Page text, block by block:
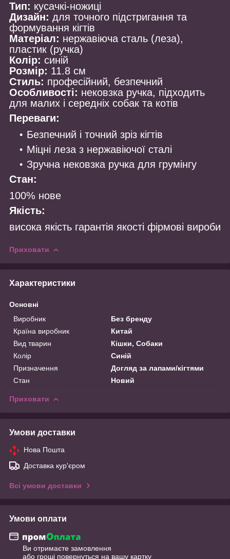
Тип: кусачкі-ножиці
Дизайн: для точного підстригання та
формування кігтів
Матеріал: нержавіюча сталь (леза),
пластик (ручка)
Колір: синій
Розмір: 11.8 см
Стиль: професійний, безпечний
Особливості: нековзка ручка, підходить
для малих і середніх собак та котів
Переваги:
Безпечний і точний зріз кігтів
Міцні леза з нержавіючої сталі
Зручна нековзка ручка для грумінгу
Стан:
100% нове
Якість:
висока якість гарантія якості фірмові вироби
Приховати
Характеристики
Основні
Виробник
Без бренду
Країна виробник
Китай
Вид тварин
Кішки, Собаки
Колір
Синій
Призначення
Догляд за лапами/кігтями
Стан
Новий
Приховати
Умови доставки
Нова Пошта
Доставка кур'єром
Всі умови доставки
Умови оплати
Ви отримаєте замовлення
або гроші повернуться на вашу картку